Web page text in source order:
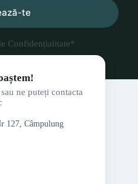
te
Confidențialitate*
ne puteți contacta
127, Câmpulung